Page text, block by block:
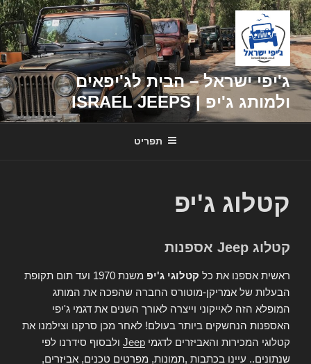
דילוג
לתוכן
ג'יפי ישראל – הבית לג'יפאים
ולמותג ג'יפ | ISRAEL JEEPS
תפריט
קטלוג ג'יפ
קטלוג Jeep אספנות
ראשית אספנו את כל קטלוגי ג'יפ
משנת 1970 ועד תום תקופת
הבעלות של אמריקן-מוטורס החברה שהפכה את המותג
המופלא הזה לאייקוני וייצרה לאורך השנים את דגמי ג'יפי
האספנות הנחשקים ביותר בעולם! לאחר מכן סרקנו וצילמנו את
קטלוגי המכירות והאביזרים לדגמי Jeep ולבסוף סידרנו לפי
שנתונים.. עיינו בכתבות ,תמונות, מפרטים טכנים, אביזרים,